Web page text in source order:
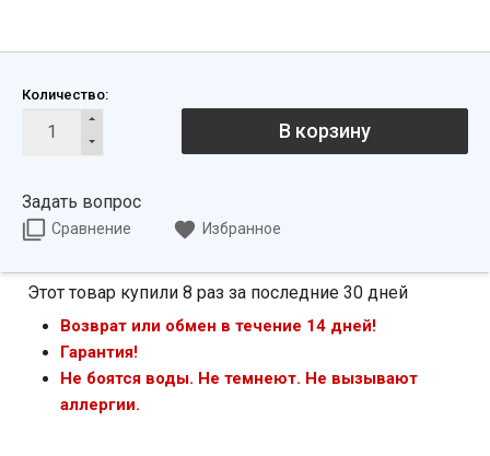
Количество:
В корзину
Задать вопрос
Сравнение Избранное
Этот товар купили 8 раз за последние 30 дней
Возврат или обмен в течение 14 дней!
Гарантия!
Не боятся воды. Не темнеют. Не вызывают
аллергии.